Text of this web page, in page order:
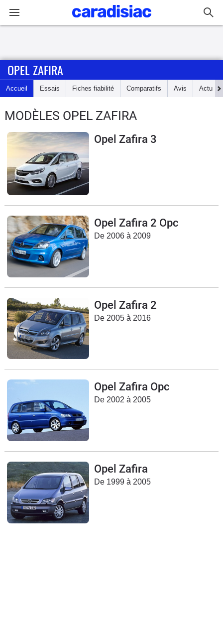
Accueil
Actu
Essais
d'achat
Electriques
Flottes
Auto
Services
Forum
Moto
Marques
OPEL ZAFIRA
Accueil Essais Fiches fiabilité Comparatifs Avis Actu
MODÈLES OPEL ZAFIRA
Opel Zafira 3
Opel Zafira 2 Opc
De 2006 à 2009
Opel Zafira 2
De 2005 à 2016
Opel Zafira Opc
De 2002 à 2005
Opel Zafira
De 1999 à 2005